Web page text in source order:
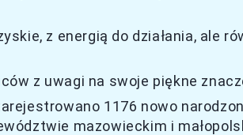
z energią do działania, ale
z uwagi na swoje piękne
1176 nowo
mazowieckim i